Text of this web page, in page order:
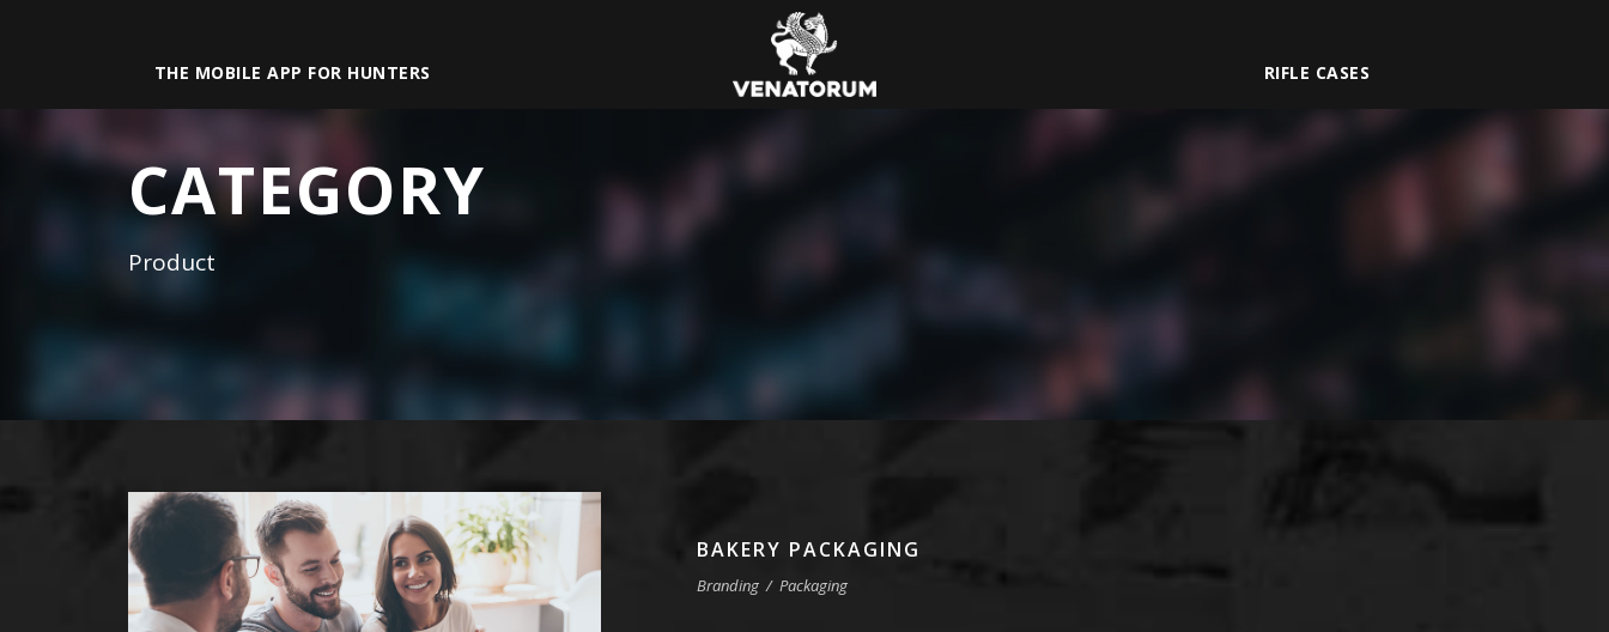
THE MOBILE APP FOR HUNTERS RIFLE CASES
CATEGORY
Product
BAKERY PACKAGING
Branding / Packaging